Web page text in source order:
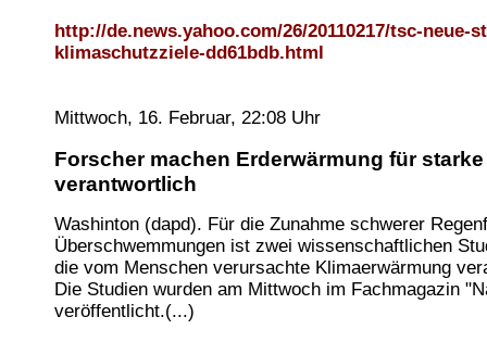
http://de.news.yahoo.com/26/20110217/tsc-neue-
klimaschutzziele-dd61bdb.html
Mittwoch, 16. Februar, 22:08 Uhr
Forscher machen Erderwärmung für
verantwortlich
Washinton (dapd). Für die Zunahme schwerer
Überschwemmungen ist zwei wissenschaftlichen
die vom Menschen verursachte Klimaerwärmung
Die Studien wurden am Mittwoch im Fachmagazin
veröffentlicht.(...)